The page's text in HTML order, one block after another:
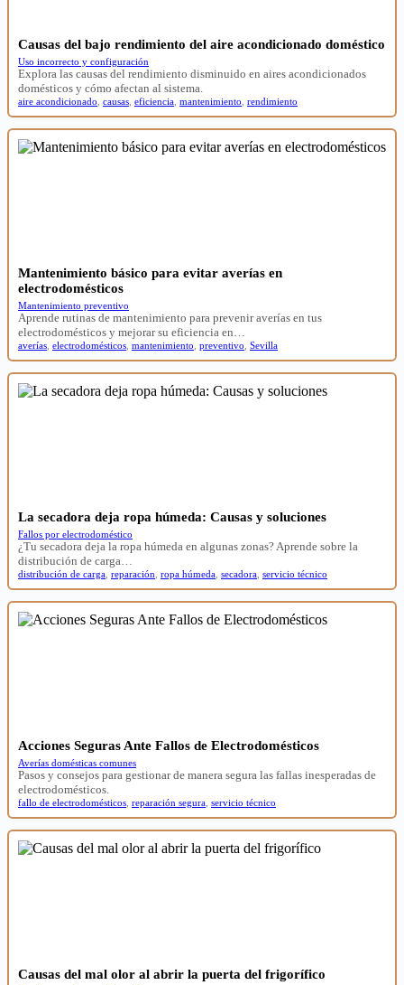
Causas del bajo rendimiento del aire acondicionado doméstico
Uso incorrecto y configuración
Explora las causas del rendimiento disminuido en aires acondicionados
domésticos y cómo afectan al sistema.
aire acondicionado causas eficiencia mantenimiento rendimiento
Mantenimiento básico para evitar averías en
electrodomésticos
Mantenimiento preventivo
Aprende rutinas de mantenimiento para prevenir averías en tus
electrodomésticos y mejorar su eficiencia en…
averías electrodomésticos mantenimiento preventivo Sevilla
La secadora deja ropa húmeda: Causas y soluciones
Fallos por electrodoméstico
¿Tu secadora deja la ropa húmeda en algunas zonas? Aprende sobre la
distribución de carga…
distribución de carga reparación ropa húmeda secadora servicio técnico
Acciones Seguras Ante Fallos de Electrodomésticos
Averías domésticas comunes
Pasos y consejos para gestionar de manera segura las fallas inesperadas de
electrodomésticos.
fallo de electrodomésticos reparación segura servicio técnico
Causas del mal olor al abrir la puerta del frigorífico